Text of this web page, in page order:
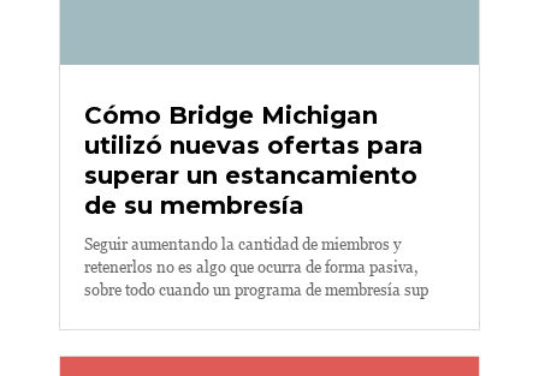
Cómo Bridge Michigan
utilizó nuevas ofertas para
superar un estancamiento
de su membresía
Seguir aumentando la cantidad de miembros y
retenerlos no es algo que ocurra de forma pasiva,
sobre todo cuando un programa de membresía sup